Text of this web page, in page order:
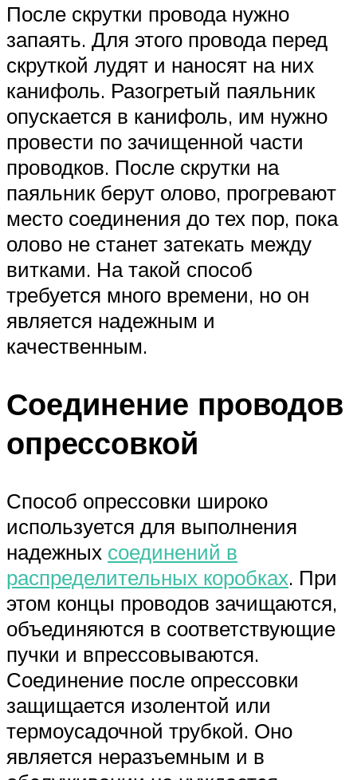
После скрутки провода нужно
запаять. Для этого провода перед
скруткой лудят и наносят на них
канифоль. Разогретый паяльник
опускается в канифоль, им нужно
провести по зачищенной части
проводков. После скрутки на
паяльник берут олово, прогревают
место соединения до тех пор, пока
олово не станет затекать между
витками. На такой способ
требуется много времени, но он
является надежным и
качественным.
Соединение проводов
опрессовкой
Способ опрессовки широко
используется для выполнения
надежных соединений в
распределительных коробках. При
этом концы проводов зачищаются,
объединяются в соответствующие
пучки и впрессовываются.
Соединение после опрессовки
защищается изолентой или
термоусадочной трубкой. Оно
является неразъемным и в